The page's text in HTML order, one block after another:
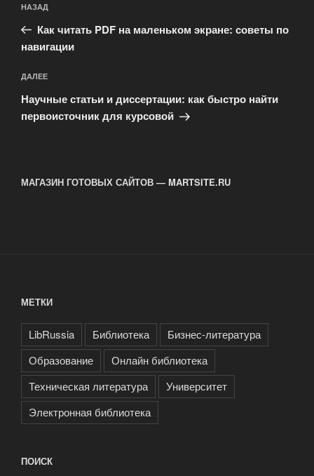
по
записям
Предыдущая
запись:
НАЗАД
Как читать PDF на маленьком экране: советы по
навигации
Следующая
запись
ДАЛЕЕ
Научные статьи и диссертации: как быстро найти
первоисточник для курсовой
МАГАЗИН ГОТОВЫХ САЙТОВ — MARTSITE.RU
МЕТКИ
LibRussia Библиотека
Бизнес-литература
Образование
Онлайн библиотека
Техническая литература
Университет
Электронная библиотека
ПОИСК